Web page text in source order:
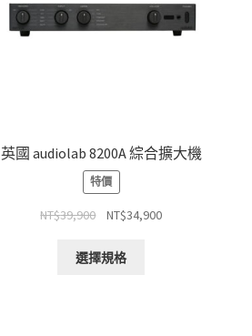
英國 audiolab 8200A 綜合擴大機
特價
NT$39,900
原
價
NT$34,900目
選擇規格